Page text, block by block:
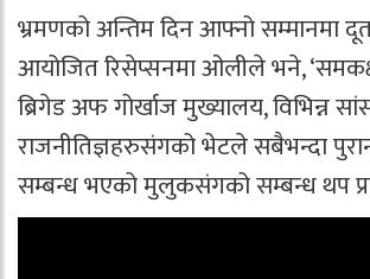
भ्रमणको अन्तिम दिन आफ्नो सम्मानमा
आयोजित रिसेप्सनमा ओलीले भने,
ब्रिगेड अफ गोर्खाज मुख्यालय, विभिन्न
राजनीतिज्ञहरुसंगको भेटले सबैभन्दा
सम्बन्ध भएको मुलुकसंगको सम्बन्ध थप